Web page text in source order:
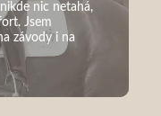
nic netahá,
Jsem
závody i na